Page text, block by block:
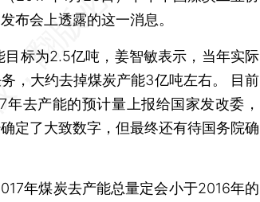
布会上透露的这一消息。
标为2.5亿吨，姜智敏表示，当年实际
，大约去掉煤炭产能3亿吨左右。 目前
去产能的预计量上报给国家发改委，
定了大致数字，但最终还有待国务院确
年煤炭去产能总量定会小于2016年的